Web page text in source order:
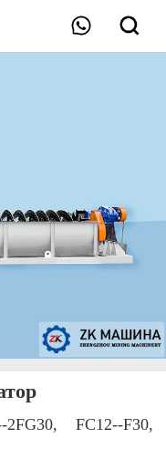
2FG30, FC12--F30,